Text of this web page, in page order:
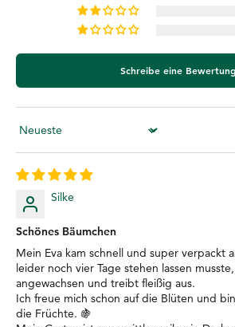
Schreibe eine Bewertung
Sort by
Silke
Schönes Bäumchen
Mein Eva kam schnell und super verpackt
leider noch vier Tage stehen lassen
angewachsen und treibt fleißig aus.
Ich freue mich schon auf die Blüten und
die Früchte. 🍇